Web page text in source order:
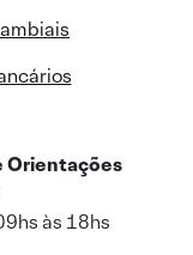
Orientações
às 18hs